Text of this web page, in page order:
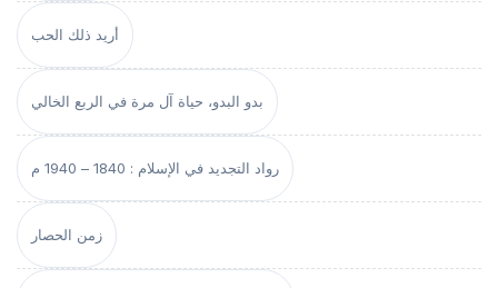
أريد ذلك الحب
بدو البدو، حياة آل مرة في الربع الخالي
رواد التجديد في الإسلام : 1840 – 1940 م
زمن الحصار